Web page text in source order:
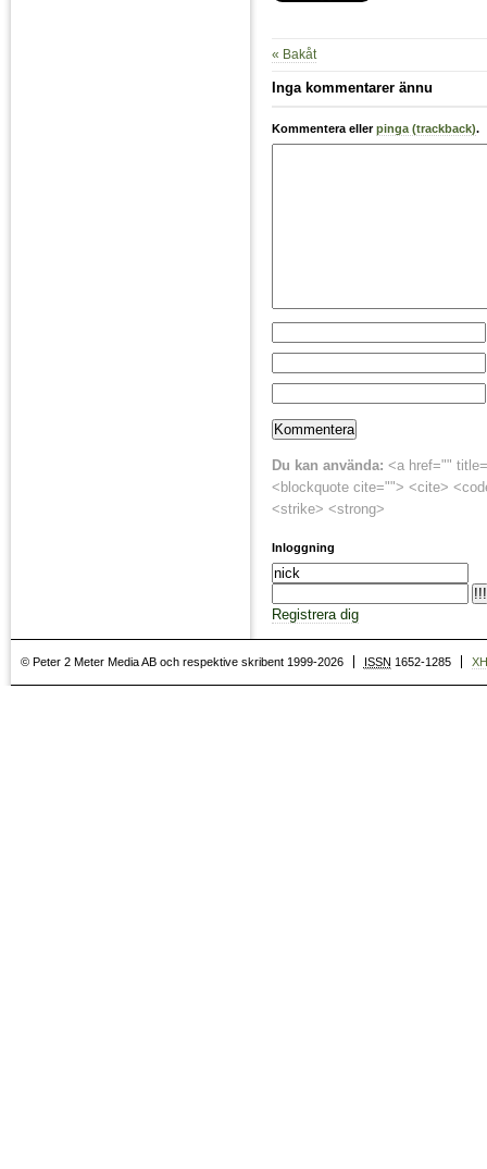
« Bakåt
Inga kommentarer ännu
Kommentera ellerpinga (trackback).
Du kan använda: <a href=""
<blockquote cite=""> <cite>
<strike> <strong>
Inloggning
Registrera dig
© Peter 2 Meter Media AB och respektive skribent 1999-2026 ISSN 1652-1285